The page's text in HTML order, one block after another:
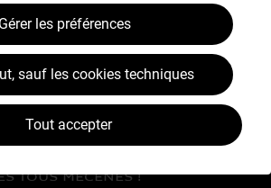
!
TOUS MÉCÈNES !
Gérer les préférences
sauf les cookies techniques
Tout accepter